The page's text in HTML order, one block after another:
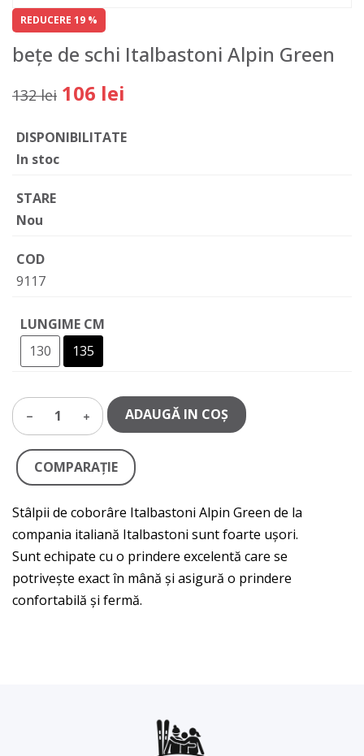
REDUCERE 19 %
bețe de schi Italbastoni Alpin Green
132 lei 106 lei
DISPONIBILITATE
In stoc
STARE
Nou
COD
9117
LUNGIME CM
130
135
1 ADAUGĂ IN COŞ
COMPARAŢIE
Stâlpii de coborâre Italbastoni Alpin Green de la
compania italiană Italbastoni sunt foarte ușori.
Sunt echipate cu o prindere excelentă care se
potrivește exact în mână și asigură o prindere
confortabilă și fermă.